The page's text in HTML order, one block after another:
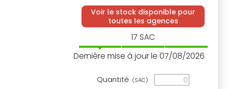
Voir le stock disponible pour
toutes les agences
17 SAC
Dernière mise à jour le 07/08/2026
Quantité (SAC)